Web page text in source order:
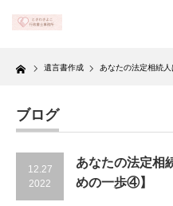
Home 遺言書作成 あなたの法定相続
ブログ
12.27
2022
あなたの法定相
めの一歩④】